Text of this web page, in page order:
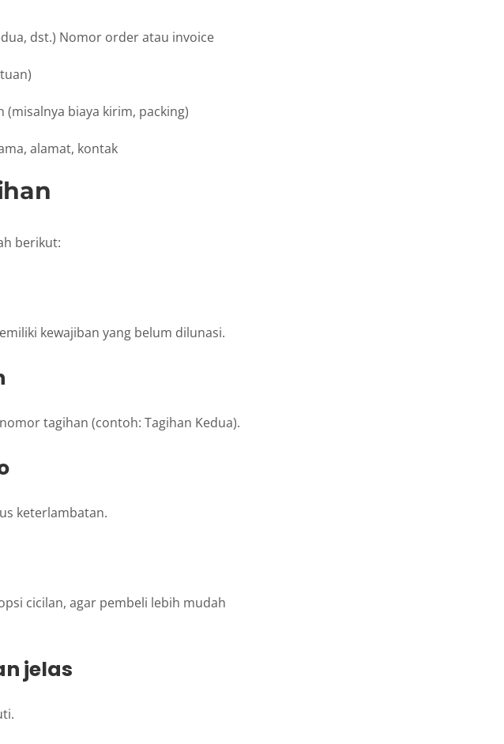
dst.) Nomor order atau invoice
biaya kirim, packing)
alamat, kontak
berikut:
kewajiban yang belum dilunasi.
tagihan (contoh: Tagihan Kedua).
keterlambatan.
cicilan, agar pembeli lebih mudah
jelas